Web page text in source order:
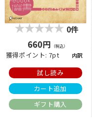
0件
660円 （税込）
獲得ポイント: 7pt 内訳
試し読み
カート追加
ギフト購入